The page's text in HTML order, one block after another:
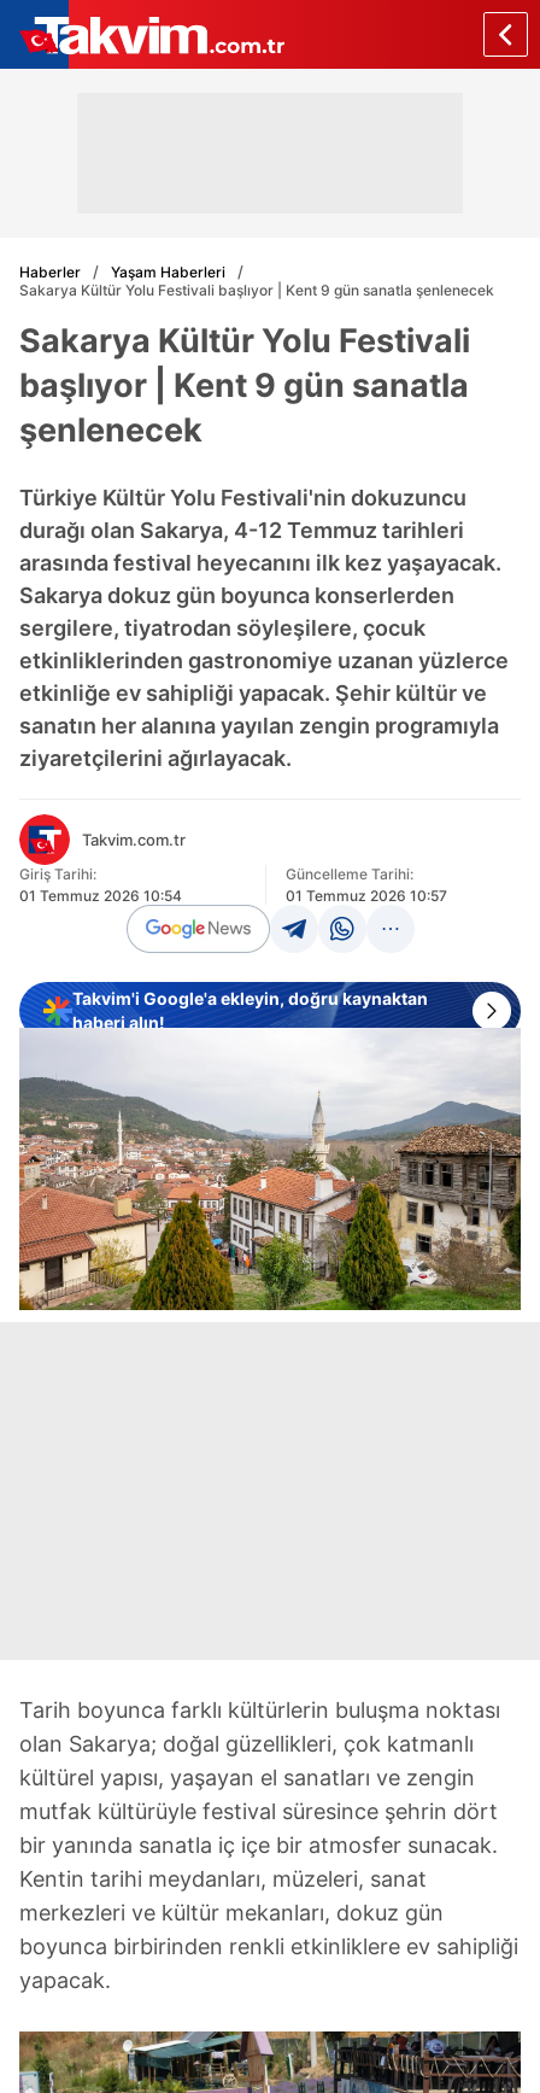
Haberler
Yaşam Haberleri
Sakarya Kültür Yolu Festivali başlıyor | Kent 9 gün sanatla şenlenecek
Sakarya Kültür Yolu Festivali
başlıyor | Kent 9 gün sanatla
şenlenecek
Türkiye Kültür Yolu Festivali'nin dokuzuncu
durağı olan Sakarya, 4-12 Temmuz tarihleri
arasında festival heyecanını ilk kez yaşayacak.
Sakarya dokuz gün boyunca konserlerden
sergilere, tiyatrodan söyleşilere, çocuk
etkinliklerinden gastronomiye uzanan yüzlerce
etkinliğe ev sahipliği yapacak. Şehir kültür ve
sanatın her alanına yayılan zengin programıyla
ziyaretçilerini ağırlayacak.
Takvim.com.tr
Giriş Tarihi:
01 Temmuz 2026 10:54
Güncelleme Tarihi:
01 Temmuz 2026 10:57
Takvim'i Google'a ekleyin, doğru kaynaktan
haberi alın!
Tarih boyunca farklı kültürlerin buluşma noktası
olan Sakarya; doğal güzellikleri, çok katmanlı
kültürel yapısı, yaşayan el sanatları ve zengin
mutfak kültürüyle festival süresince şehrin dört
bir yanında sanatla iç içe bir atmosfer sunacak.
Kentin tarihi meydanları, müzeleri, sanat
merkezleri ve kültür mekanları, dokuz gün
boyunca birbirinden renkli etkinliklere ev sahipliği
yapacak.